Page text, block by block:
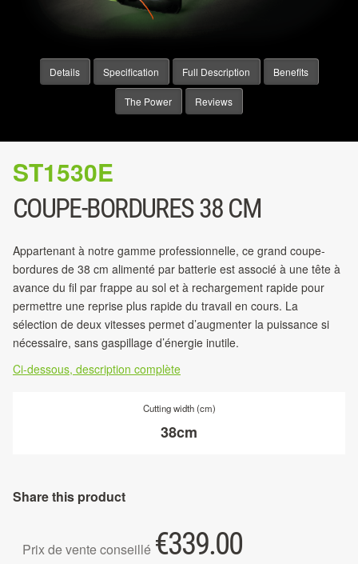
Details Specification Full Description Benefits
The Power Reviews
ST1530E
COUPE-BORDURES 38 CM
Appartenant à notre gamme professionnelle, ce grand coupe-
bordures de 38 cm alimenté par batterie est associé à une tête à
avance du fil par frappe au sol et à rechargement rapide pour
permettre une reprise plus rapide du travail en cours. La
sélection de deux vitesses permet d’augmenter la puissance si
nécessaire, sans gaspillage d’énergie inutile.
Ci-dessous, description complète
Cutting width (cm)
38cm
Share this product
Prix de vente conseillé €339.00